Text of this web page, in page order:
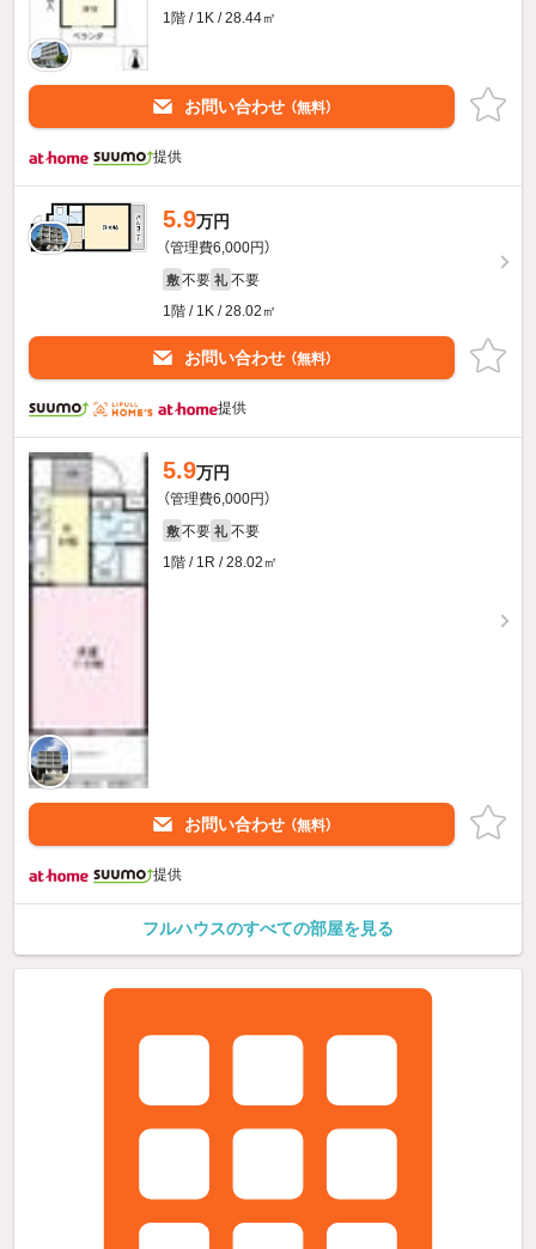
1階 / 1K / 28.44㎡
お問い合わせ （無料）
提供
5.9万円
（管理費6,000円）
敷 不要 礼 不要
1階 / 1K / 28.02㎡
お問い合わせ （無料）
提供
5.9万円
（管理費6,000円）
敷 不要 礼 不要
1階 / 1R / 28.02㎡
お問い合わせ （無料）
提供
フルハウスのすべての部屋を見る